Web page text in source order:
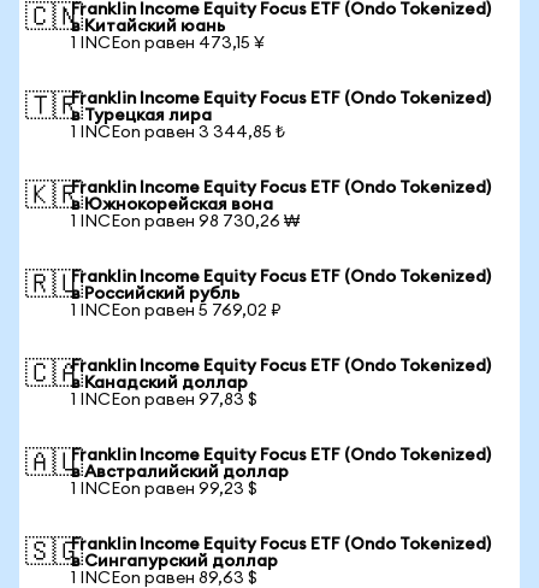
🇨🇳Franklin Income Equity Focus ETF (Ondo Tokenized)
в Китайский юань
1 INCEon равен 473,15 ¥
🇹🇷Franklin Income Equity Focus ETF (Ondo Tokenized)
в Турецкая лира
1 INCEon равен 3 344,85 ₺
🇰🇷Franklin Income Equity Focus ETF (Ondo Tokenized)
в Южнокорейская вона
1 INCEon равен 98 730,26 ₩
🇷🇺Franklin Income Equity Focus ETF (Ondo Tokenized)
в Российский рубль
1 INCEon равен 5 769,02 ₽
🇨🇦Franklin Income Equity Focus ETF (Ondo Tokenized)
в Канадский доллар
1 INCEon равен 97,83 $
🇦🇺Franklin Income Equity Focus ETF (Ondo Tokenized)
в Австралийский доллар
1 INCEon равен 99,23 $
🇸🇬Franklin Income Equity Focus ETF (Ondo Tokenized)
в Сингапурский доллар
1 INCEon равен 89,63 $